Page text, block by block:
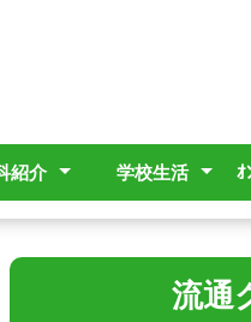
紹介
ｸﾘｴｲﾄ科
ィスｸﾘｴｲﾄ科
タルｸﾘｴｲﾄ科
ｸﾘｴｲﾄ科
学校生活
行事予定
学校行事
部活動・同好会
進路状況（過年
取得可能な資格
県外・海外研修
生徒指導に関す
ｵ
流通